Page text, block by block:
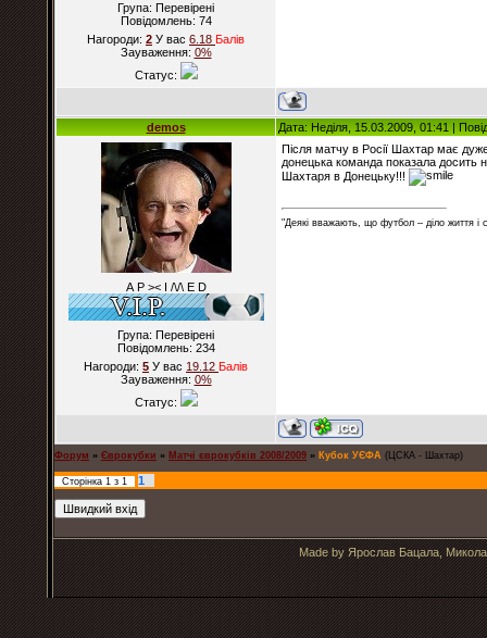
Група: Перевірені
Повідомлень: 74
Нагороди: 2 У вас 6.18 Балiв
Зауваження: 0%
Статус:
demos Дата: Неділя, 15.03.2009, 01:41 |
А Р >< I /\/\ E D
Група: Перевірені
Повідомлень: 234
Нагороди: 5 У вас 19.12 Балiв
Зауваження: 0%
Статус:
Після матчу в Росії Шахтар має
донецька команда показала досить
Шахтаря в Донецьку!!!
"Деякі вважають, що футбол – діло життя
Форум » Єврокубки » Матчі єврокубків 2008/2009 » Кубок УЄФА (ЦСКА - Шахтар)
Сторінка 1 з 1 1
Made by Ярослав Бацала,